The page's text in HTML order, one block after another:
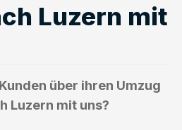
Luzern mit
über ihren Umzug
Luzern mit uns?